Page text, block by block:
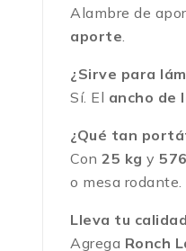
Alambre de
aporte.
¿Sirve para
Sí. El ancho de
¿Qué tan
Con 25 kg y
o mesa rodante.
Lleva tu
Agrega Ronch